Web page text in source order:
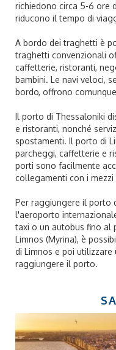
richiedono circa 5-6 ore
riducono il tempo di
A bordo dei traghetti è
traghetti convenzionali
caffetterie, ristoranti,
bambini. Le navi veloci,
bordo, offrono
Il porto di Thessaloniki
e ristoranti, nonché
spostamenti. Il porto di
parcheggi, caffetterie e
porti sono facilmente
collegamenti con i mezzi
Per raggiungere il porto
l'aeroporto
taxi o un autobus fino al
Limnos (Myrina), è
di Limnos e poi
raggiungere il porto.